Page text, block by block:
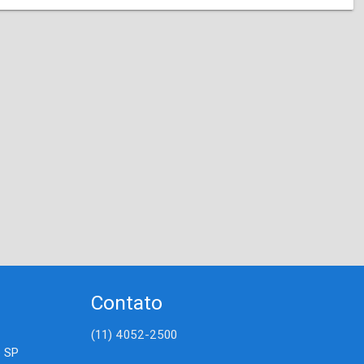
Contato
(11) 4052-2500